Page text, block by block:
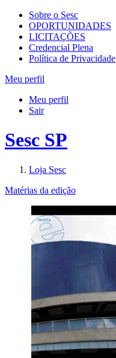
Sobre o Sesc
OPORTUNIDADES
LICITAÇÕES
Credencial Plena
Política de Privacidade
Meu perfil
Meu perfil
Sair
Sesc SP
Loja Sesc
Matérias da edição